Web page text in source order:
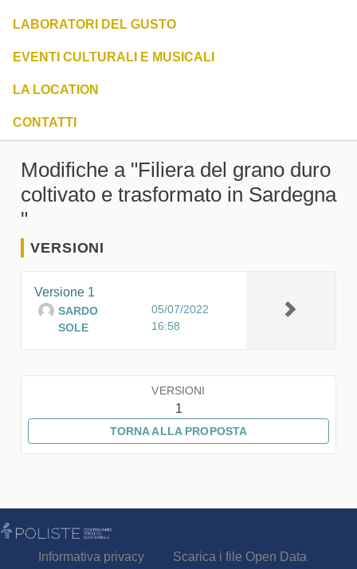
LABORATORI DEL GUSTO
EVENTI CULTURALI E MUSICALI
LA LOCATION
CONTATTI
Modifiche a "Filiera del grano duro
coltivato e trasformato in Sardegna
"
VERSIONI
Versione 1
SARDO
SOLE
05/07/2022
16:58
VERSIONI
1
TORNA ALLA PROPOSTA
Informativa privacy Scarica i file Open Data